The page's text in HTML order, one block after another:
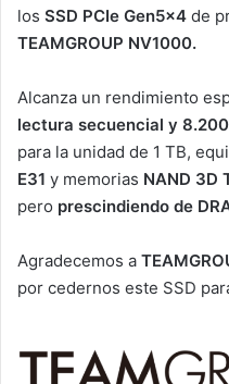
los SSD PCIe Gen5x4 de
TEAMGROUP NV1000.
Alcanza un rendimiento
lectura secuencial y
para la unidad de 1 TB,
E31 y memorias NAND 3D
pero prescindiendo de
Agradecemos a
por cedernos este SSD